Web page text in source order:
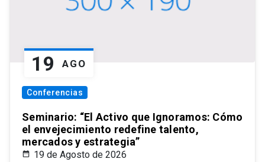
19 AGO
Conferencias
Seminario: “El Activo que Ignoramos: Cómo
el envejecimiento redefine talento,
mercados y estrategia”
19 de Agosto de 2026